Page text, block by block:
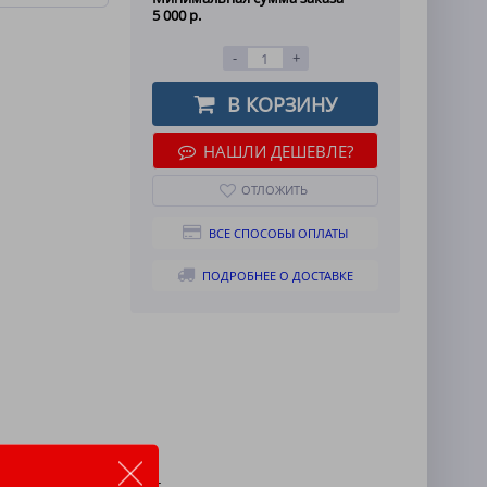
5 000 р.
- +
В КОРЗИНУ
НАШЛИ ДЕШЕВЛЕ?
ОТЛОЖИТЬ
ВСЕ СПОСОБЫ ОПЛАТЫ
ПОДРОБНЕЕ О ДОСТАВКЕ